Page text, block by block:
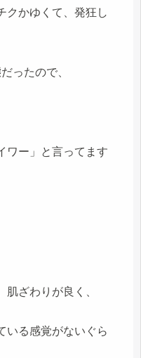
クかゆくて、発狂し
ったので、
ワー」と言ってます
ざわりが良く、
いる感覚がないぐら